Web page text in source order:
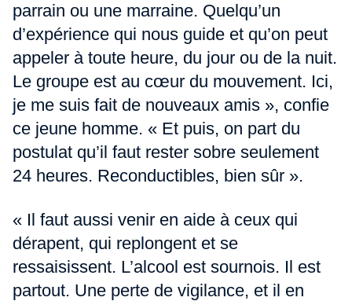
parrain ou une marraine. Quelqu’un
d’expérience qui nous guide et qu’on peut
appeler à toute heure, du jour ou de la nuit.
Le groupe est au cœur du mouvement. Ici,
je me suis fait de nouveaux amis », confie
ce jeune homme. « Et puis, on part du
postulat qu’il faut rester sobre seulement
24 heures. Reconductibles, bien sûr ».
« Il faut aussi venir en aide à ceux qui
dérapent, qui replongent et se
ressaisissent. L’alcool est sournois. Il est
partout. Une perte de vigilance, et il en